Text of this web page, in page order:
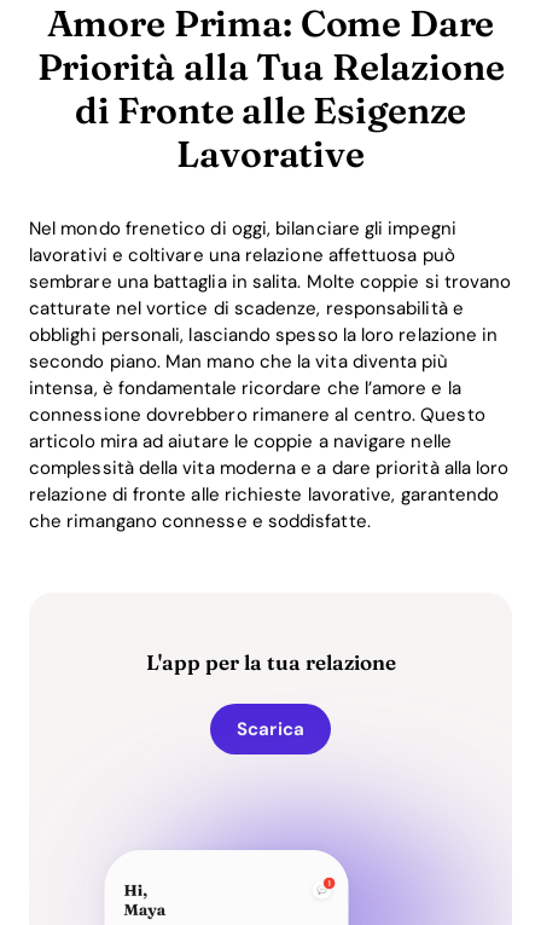
Amore Prima: Come Dare
Priorità alla Tua Relazione
di Fronte alle Esigenze
Lavorative
Nel mondo frenetico di oggi, bilanciare gli impegni
lavorativi e coltivare una relazione affettuosa può
sembrare una battaglia in salita. Molte coppie si trovano
catturate nel vortice di scadenze, responsabilità e
obblighi personali, lasciando spesso la loro relazione in
secondo piano. Man mano che la vita diventa più
intensa, è fondamentale ricordare che l’amore e la
connessione dovrebbero rimanere al centro. Questo
articolo mira ad aiutare le coppie a navigare nelle
complessità della vita moderna e a dare priorità alla loro
relazione di fronte alle richieste lavorative, garantendo
che rimangano connesse e soddisfatte.
L'app per la tua relazione
Scarica